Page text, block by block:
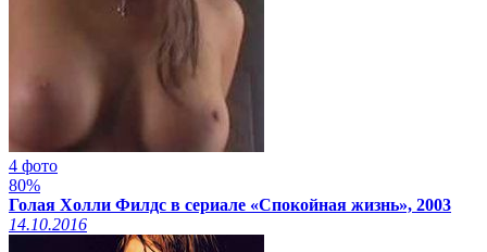
4 фото
80%
Голая Холли Филдс в сериале «Спокойная жизнь», 2003
14.10.2016